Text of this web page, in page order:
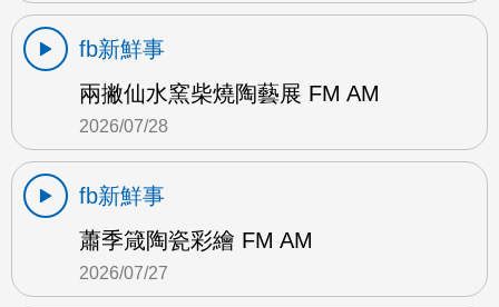
fb新鮮事
兩撇仙水窯柴燒陶藝展 FM AM
2026/07/28
fb新鮮事
蕭季箴陶瓷彩繪 FM AM
2026/07/27